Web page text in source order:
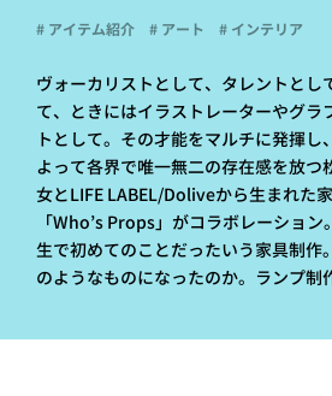
# アイテム紹介 # アート # インテリア
ヴォーカリストとして、タレントとし
て、ときにはイラストレーターやグラ
トとして。その才能をマルチに発揮し
よって各界で唯一無二の存在感を放つ
女とLIFE LABEL/Doliveから生まれた
「Who’s Props」がコラボレーショ
生で初めてのことだったいう家具制作
のようなものになったのか。ランプ制